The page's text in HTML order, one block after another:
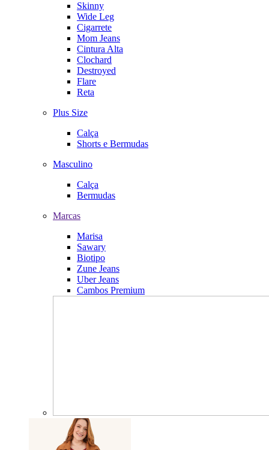
Skinny
Wide Leg
Cigarrete
Mom Jeans
Cintura Alta
Clochard
Destroyed
Flare
Reta
Plus Size
Calça
Shorts e Bermudas
Masculino
Calça
Bermudas
Marcas
Marisa
Sawary
Biotipo
Zune Jeans
Uber Jeans
Cambos Premium